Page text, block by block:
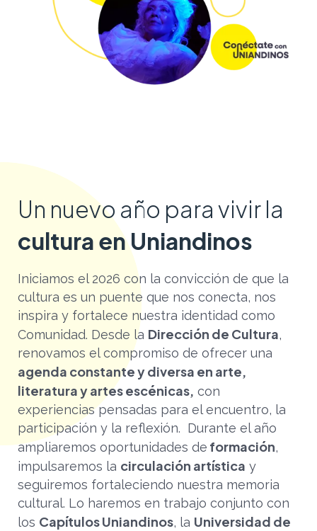
Un nuevo año para vivir la
cultura en Uniandinos
Iniciamos el 2026 con la convicción de que la
cultura es un puente que nos conecta, nos
inspira y fortalece nuestra identidad como
Comunidad. Desde la Dirección de Cultura,
renovamos el compromiso de ofrecer una
agenda constante y diversa en arte,
literatura y artes escénicas, con
experiencias pensadas para el encuentro, la
participación y la reflexión. Durante el año
ampliaremos oportunidades de formación,
impulsaremos la circulación artística y
seguiremos fortaleciendo nuestra memoria
cultural. Lo haremos en trabajo conjunto con
los Capítulos Uniandinos, la Universidad de